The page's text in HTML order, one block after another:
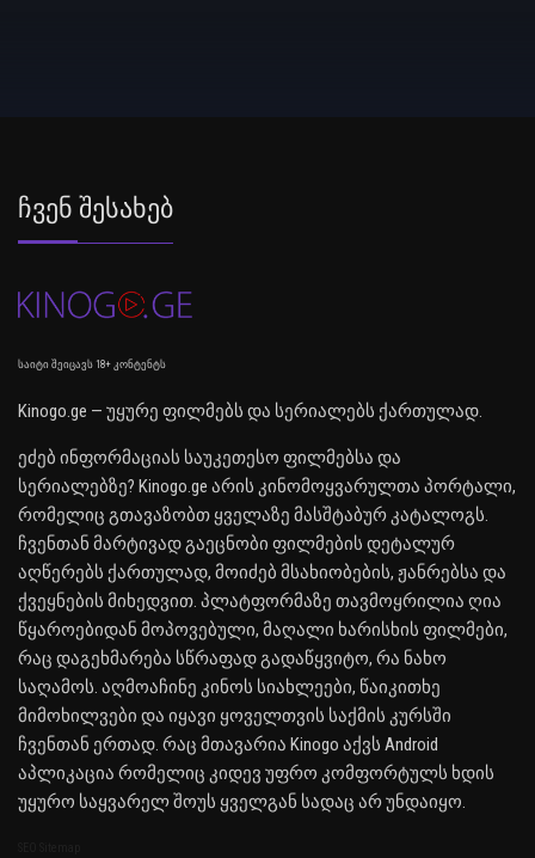
Ჩვენ Შესახებ
საიტი შეიცავს 18+ კონტენტს
Kinogo.ge — უყურე ფილმებს და სერიალებს ქართულად.
ეძებ ინფორმაციას საუკეთესო ფილმებსა და
სერიალებზე? Kinogo.ge არის კინომოყვარულთა პორტალი,
რომელიც გთავაზობთ ყველაზე მასშტაბურ კატალოგს.
ჩვენთან მარტივად გაეცნობი ფილმების დეტალურ
აღწერებს ქართულად, მოიძებ მსახიობების, ჟანრებსა და
ქვეყნების მიხედვით. პლატფორმაზე თავმოყრილია ღია
წყაროებიდან მოპოვებული, მაღალი ხარისხის ფილმები,
რაც დაგეხმარება სწრაფად გადაწყვიტო, რა ნახო
საღამოს. აღმოაჩინე კინოს სიახლეები, წაიკითხე
მიმოხილვები და იყავი ყოველთვის საქმის კურსში
ჩვენთან ერთად. რაც მთავარია Kinogo აქვს Android
აპლიკაცია რომელიც კიდევ უფრო კომფორტულს ხდის
უყურო საყვარელ შოუს ყველგან სადაც არ უნდაიყო.